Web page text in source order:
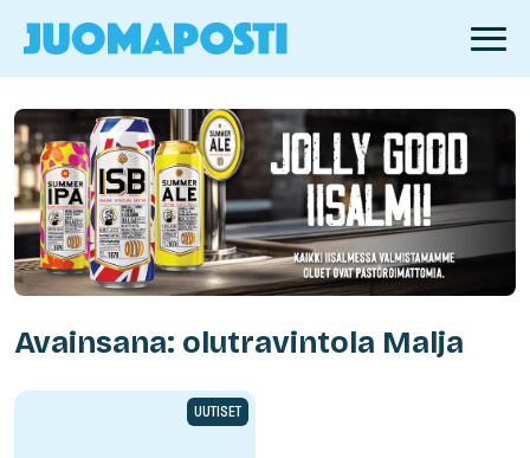
Avainsana: olutravintola Malja
UUTISET